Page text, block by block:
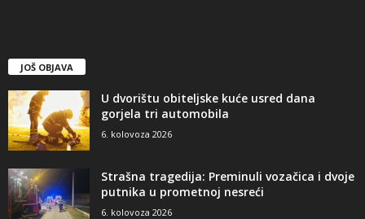
JOŠ OBJAVA
U dvorištu obiteljske kuće usred dana
gorjela tri automobila
6. kolovoza 2026
Strašna tragedija: Preminuli vozačica i dvoje
putnika u prometnoj nesreći
6. kolovoza 2026